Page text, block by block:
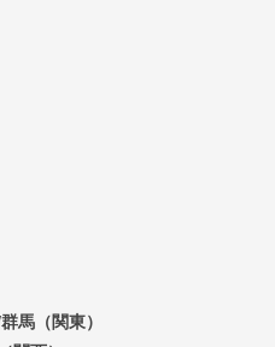
馬（関東）